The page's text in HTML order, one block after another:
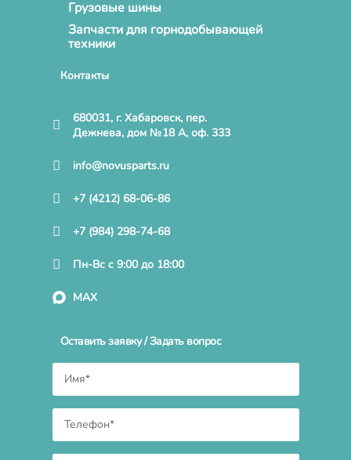
Грузовые шины
Запчасти для горнодобывающей
техники
Контакты
680031, г. Хабаровск, пер.
Дежнева, дом №18 А, оф. 333
info@novusparts.ru
+7 (4212) 68-06-86
+7 (984) 298-74-68
Пн-Вс с 9:00 до 18:00
MAX
Оставить заявку / Задать вопрос